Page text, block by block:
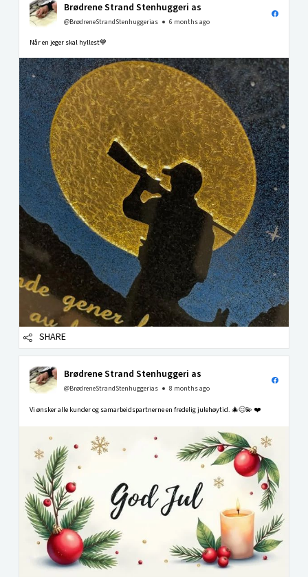
Brødrene Strand Stenhuggeri as
@BrødreneStrandStenhuggerias 6 months ago
Når en jeger skal hyllest💙
SHARE
Brødrene Strand Stenhuggeri as
@BrødreneStrandStenhuggerias 8 months ago
Vi ønsker alle kunder og samarbeidspartnerne en fredelig julehøytid. 🎄😊💫 ❤️